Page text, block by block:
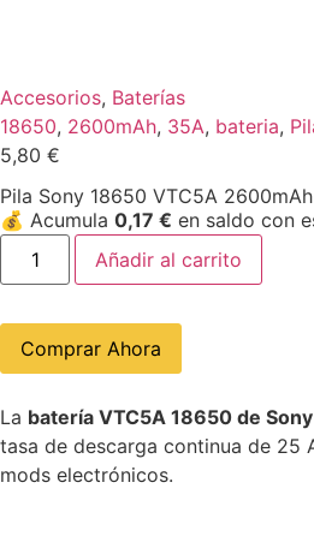
Accesorios, Baterías
18650, 2600mAh, 35A, bateria,
5,80 €
Pila Sony 18650 VTC5A
💰 Acumula 0,17 € en saldo con
Añadir al carrito
Comprar Ahora
La batería VTC5A 18650 de Sony
tasa de descarga continua de 25
mods electrónicos.